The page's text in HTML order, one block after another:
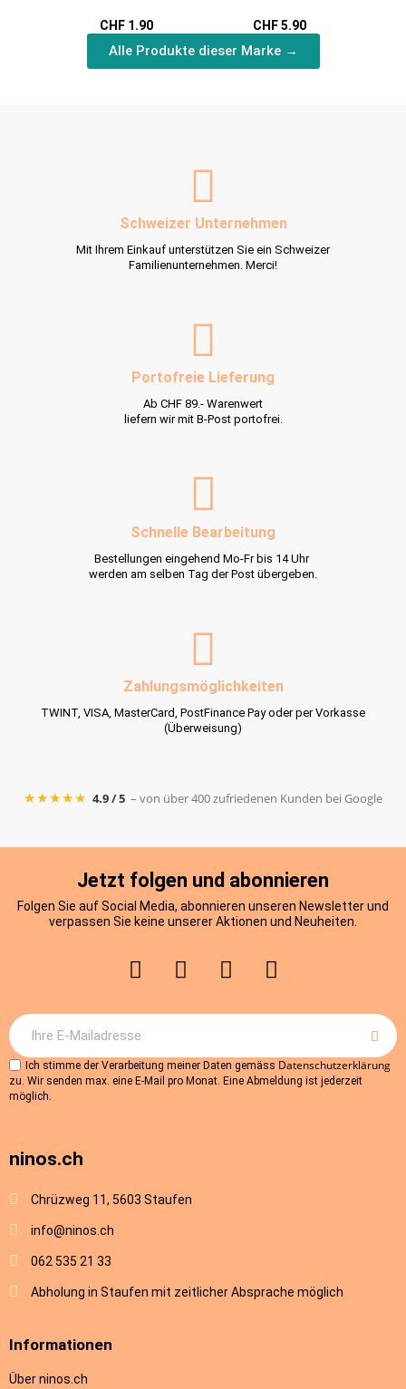
CHF 1.90
CHF 5.90
Alle Produkte dieser Marke →
Schweizer Unternehmen
Mit Ihrem Einkauf unterstützen Sie ein Schweizer
Familienunternehmen. Merci!
Portofreie Lieferung
Ab CHF 89.- Warenwert
liefern wir mit B-Post portofrei.
Schnelle Bearbeitung
Bestellungen eingehend Mo-Fr bis 14 Uhr
werden am selben Tag der Post übergeben.
Zahlungsmöglichkeiten
TWINT, VISA, MasterCard, PostFinance Pay oder per Vorkasse
(Überweisung)
★★★★★ 4.9 / 5 – von über 400 zufriedenen Kunden bei Google
Jetzt folgen und abonnieren
Folgen Sie auf Social Media, abonnieren unseren Newsletter und
verpassen Sie keine unserer Aktionen und Neuheiten.
Ich stimme der Verarbeitung meiner Daten gemäss Datenschutzerklärung
zu. Wir senden max. eine E-Mail pro Monat. Eine Abmeldung ist jederzeit
möglich.
ninos.ch
Chrüzweg 11, 5603 Staufen
info@ninos.ch
062 535 21 33
Abholung in Staufen mit zeitlicher Absprache möglich
Informationen
Über ninos.ch